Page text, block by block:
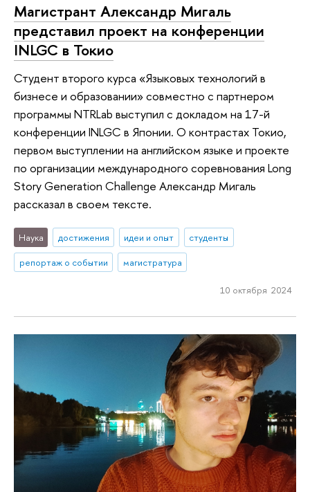
Магистрант Александр Мигаль
представил проект на конференции
INLGC в Токио
Студент второго курса «Языковых технологий в
бизнесе и образовании» совместно с партнером
программы NTRLab выступил с докладом на 17-й
конференции INLGC в Японии. О контрастах Токио,
первом выступлении на английском языке и проекте
по организации международного соревнования Long
Story Generation Challenge Александр Мигаль
рассказал в своем тексте.
Наука достижения идеи и опыт
студенты
репортаж о событии
магистратура
10 октября 2024